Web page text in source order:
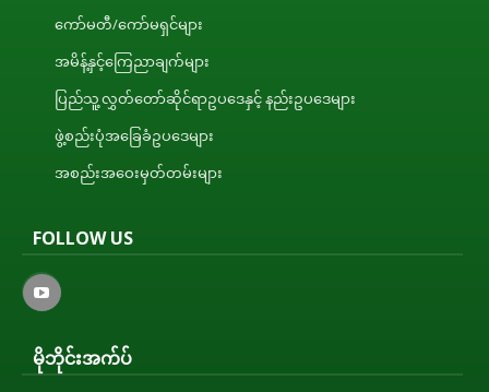
ကော်မတီ/ကော်မရှင်များ
အမိန့်နှင့်ကြေညာချက်များ
ပြည်သူ့လွှတ်တော်ဆိုင်ရာဥပဒေနှင့် နည်းဥပဒေများ
ဖွဲ့စည်းပုံအခြေခံဥပဒေများ
အစည်းအဝေးမှတ်တမ်းများ
FOLLOW US
မိုဘိုင်းအက်ပ်